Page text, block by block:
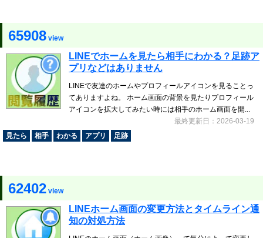
65908 view
LINEでホームを見たら相手にわかる？足跡ア
プリなどはありません
LINEで友達のホームやプロフィールアイコンを見ることっ
てありますよね。 ホーム画面の背景を見たりプロフィール
アイコンを拡大してみたい時には相手のホーム画面を開...
最終更新日：2026-03-19
見たら
相手 わかる アプリ 足跡
62402 view
LINEホーム画面の変更方法とタイムライン通
知の対処方法